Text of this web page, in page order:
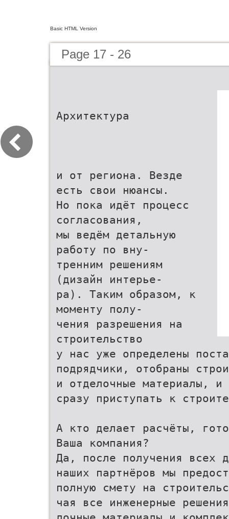
Basic HTML Version
Page 17 - 26
Архитектура
и от региона. Везде
есть свои нюансы.
Но пока идёт процесс
согласования,
мы ведём детальную
работу по вну-
тренним решениям
(дизайн интерье-
ра). Таким образом, к
моменту полу-
чения разрешения на
строительство
у нас уже определены
подрядчики, отобраны
и отделочные материалы, и
сразу приступать к
А кто делает расчёты,
Ваша компания?
Да, после получения всех
наших партнёров мы
полную смету на
чая все инженерные